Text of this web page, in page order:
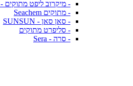
- מיקרוב ליפט מתוקים - MICROBE LIFT
- מתוקים Seachem
- סאן סאן - SUNSUN
- סליפרט מתוקים
- סרה - Sera